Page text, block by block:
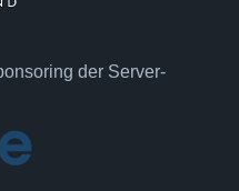
der Server-